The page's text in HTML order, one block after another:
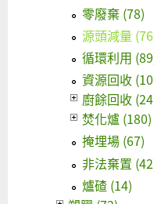
零廢棄 (78)
源頭減量
循環利用
資源回收
廚餘回收
焚化爐 (180)
掩埋場 (67)
非法棄置
爐碴 (14)